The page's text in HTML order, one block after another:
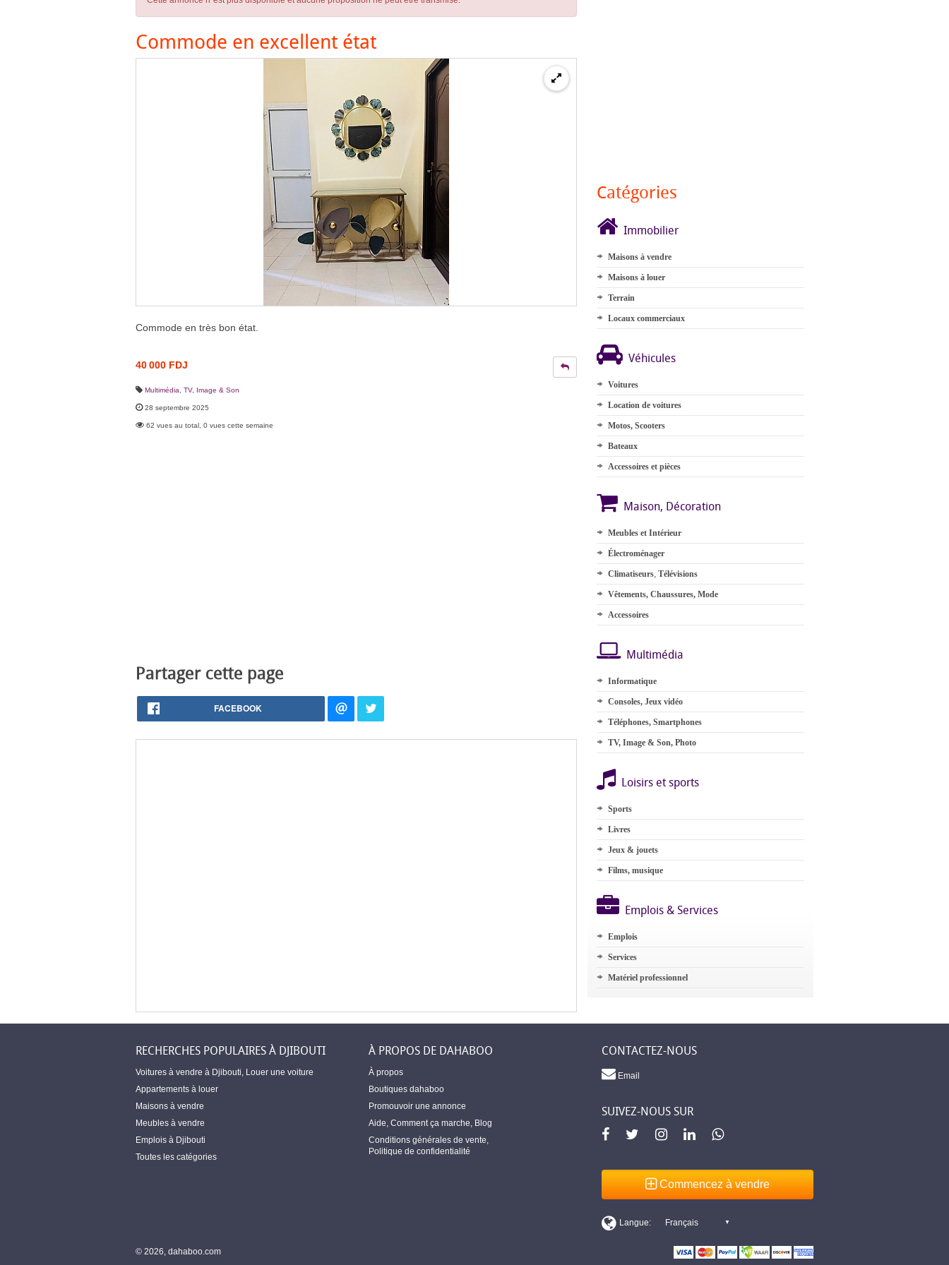
Commode en excellent état
Commode en très bon état.
40 000 FDJ
Multimédia TV, Image & Son
28 septembre 2025
62 vues au total, 0 vues cette semaine
Partager cette page
FACEBOOK
Catégories
Immobilier
Maisons à vendre
Maisons à louer
Terrain
Locaux commerciaux
Véhicules
Voitures
Location de voitures
Motos, Scooters
Bateaux
Accessoires et pièces
Maison, Décoration
Meubles et Intérieur
Électroménager
Climatiseurs, Télévisions
Vêtements, Chaussures, Mode
Accessoires
Multimédia
Informatique
Consoles, Jeux vidéo
Téléphones, Smartphones
TV, Image & Son, Photo
Loisirs et sports
Sports
Livres
Jeux & jouets
Films, musique
Emplois & Services
Emplois
Services
Matériel professionnel
RECHERCHES POPULAIRES À DJIBOUTI
Voitures à vendre à Djibouti Louer une voiture
Appartements à louer
Maisons à vendre
Meubles à vendre
Emplois à Djibouti
Toutes les catégories
À PROPOS DE DAHABOO
À propos
Boutiques dahaboo
Promouvoir une annonce
Aide Comment ça marche Blog
Conditions générales de vente
Politique de confidentialité
CONTACTEZ-NOUS
Email
SUIVEZ-NOUS SUR
Commencez à vendre
© 2026, dahaboo.com